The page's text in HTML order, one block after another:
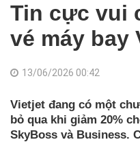
Tin cực vui
vé máy bay
13/06/2026 00:42
Vietjet đang có một
bỏ qua khi giảm 20%
SkyBoss và Business.